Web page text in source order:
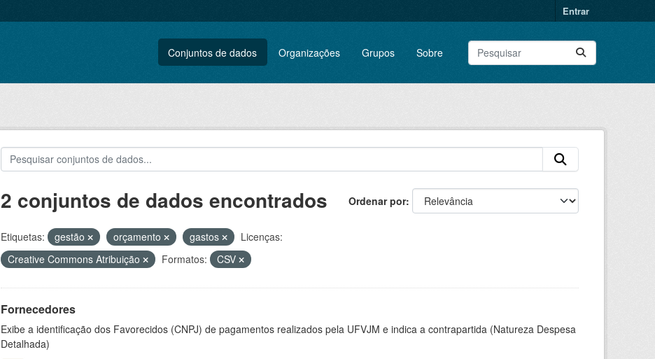
Entrar
Conjuntos de dados Organizações Grupos Sobre
Ordenar por
2 conjuntos de dados encontrados
Etiquetas: gestão orçamento gastos
Licenças:
Creative Commons Atribuição
Formatos: CSV
Fornecedores
Exibe a identificação dos Favorecidos (CNPJ) de pagamentos realizados pela UFVJM e indica a contrapartida (Natureza Despesa
Detalhada)